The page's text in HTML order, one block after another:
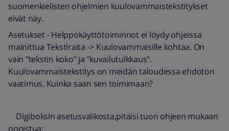
suomenkielisten ohjelmien kuulovammaistekstitykset
eivät näy.
Asetukset - Helppokäyttötoiminnot ei löydy ohjeissa
mainittua Tekstiraita -> Kuulovammaisille kohtaa. On
vain "tekstin koko" ja "kuvailutulkkaus".
Kuulovammaistekstitys on meidän taloudessa ehdoton
vaatimus. Kuinka saan sen toimimaan?
Digiboksin asetusvalikosta,pitäisi tuon ohjeen mukaan
onnistua: